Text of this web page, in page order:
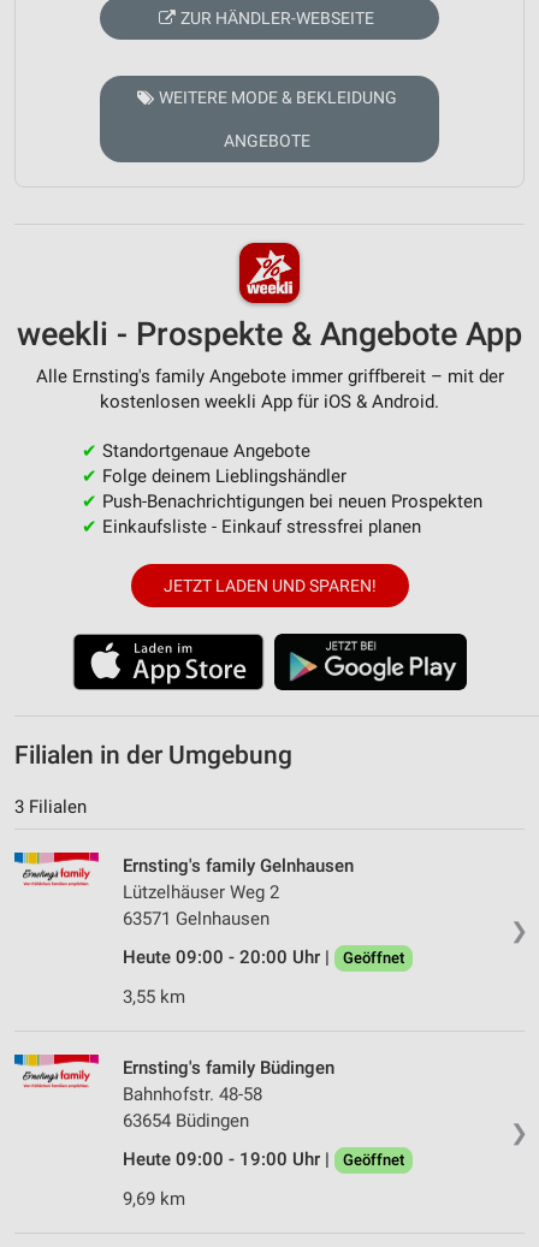
ZUR HÄNDLER-WEBSEITE
WEITERE MODE & BEKLEIDUNG
ANGEBOTE
weekli - Prospekte & Angebote App
Alle Ernsting's family Angebote immer griffbereit – mit der
kostenlosen weekli App für iOS & Android.
✔ Standortgenaue Angebote
✔ Folge deinem Lieblingshändler
✔ Push-Benachrichtigungen bei neuen Prospekten
✔ Einkaufsliste - Einkauf stressfrei planen
JETZT LADEN UND SPAREN!
Filialen in der Umgebung
3 Filialen
❯
Ernsting's family Gelnhausen
Lützelhäuser Weg 2
63571 Gelnhausen
Heute 09:00 - 20:00 Uhr |
Geöffnet
3,55 km
❯
Ernsting's family Büdingen
Bahnhofstr. 48-58
63654 Büdingen
Heute 09:00 - 19:00 Uhr |
Geöffnet
9,69 km